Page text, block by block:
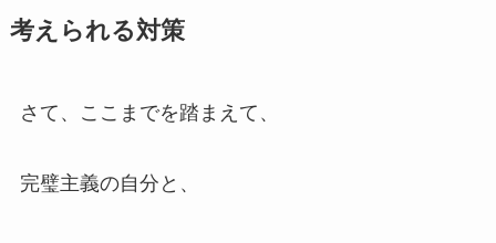
考えられる対策
さて、ここまでを踏まえて、
完璧主義の自分と、